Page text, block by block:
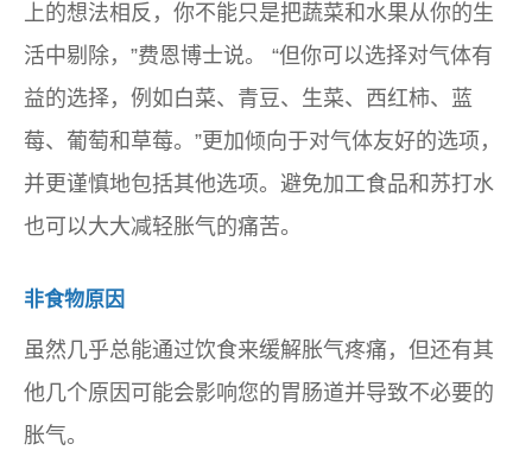
上的想法相反，你不能只是把蔬菜和水果从你的生
活中剔除，”费恩博士说。 “但你可以选择对气体有
益的选择，例如白菜、青豆、生菜、西红柿、蓝
莓、葡萄和草莓。”更加倾向于对气体友好的选项，
并更谨慎地包括其他选项。避免加工食品和苏打水
也可以大大减轻胀气的痛苦。
非食物原因
虽然几乎总能通过饮食来缓解胀气疼痛，但还有其
他几个原因可能会影响您的胃肠道并导致不必要的
胀气。